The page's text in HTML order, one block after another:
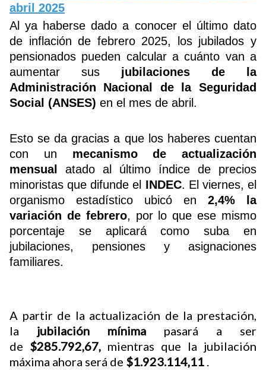
abril 2025
Al ya haberse dado a conocer el último dato
de inflación de febrero 2025, los jubilados y
pensionados pueden calcular a cuánto van a
aumentar sus jubilaciones de la
Administración Nacional de la Seguridad
Social (ANSES) en el mes de abril.
Esto se da gracias a que los haberes cuentan
con un mecanismo de actualización
mensual
atado al último índice de precios
minoristas que difunde el INDEC. El viernes, el
organismo estadístico ubicó en 2,4% la
variación de febrero, por lo que ese mismo
porcentaje se aplicará como suba en
jubilaciones, pensiones y asignaciones
familiares.
A partir de la actualización de la prestación,
la jubilación mínima pasará a ser
de $285.792,67, mientras que la jubilación
máxima ahora será de $1.923.114,11 .